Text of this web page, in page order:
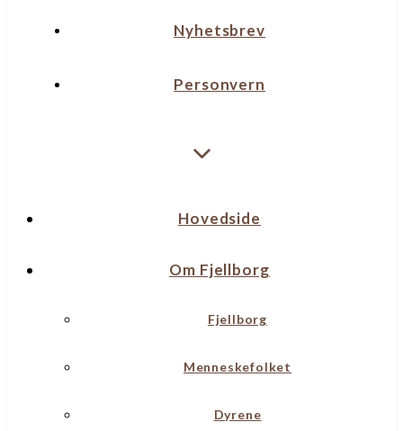
Nyhetsbrev
Personvern
Hovedside
Om Fjellborg
Fjellborg
Menneskefolket
Dyrene